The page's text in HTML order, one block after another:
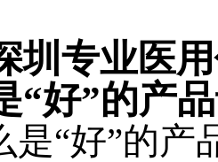
圳专业医
“好”的产
是“好”的产